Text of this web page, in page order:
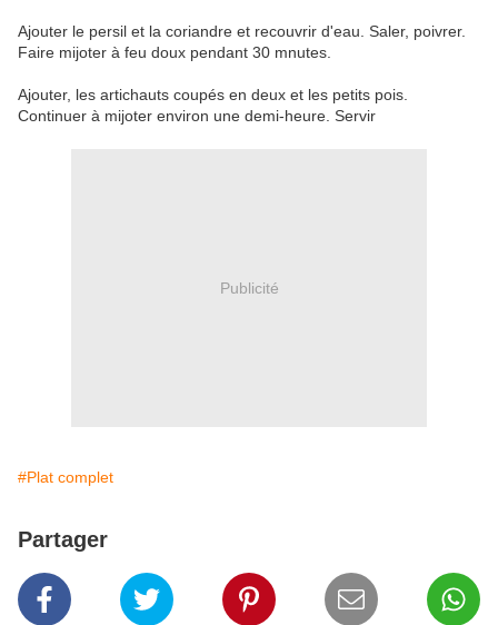
Ajouter le persil et la coriandre et recouvrir d'eau. Saler, poivrer.
Faire mijoter à feu doux pendant 30 mnutes.
Ajouter, les artichauts coupés en deux et les petits pois.
Continuer à mijoter environ une demi-heure. Servir
Publicité
#Plat complet
Partager